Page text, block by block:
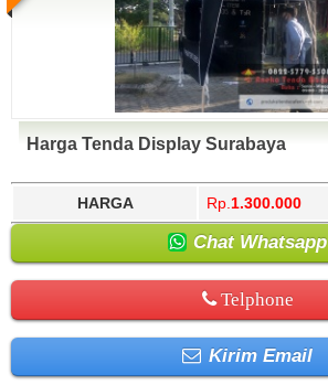
Harga Tenda Display Surabaya
HARGA Rp. 1.300.000
Chat Whatsapp
Telphone
Kirim Email